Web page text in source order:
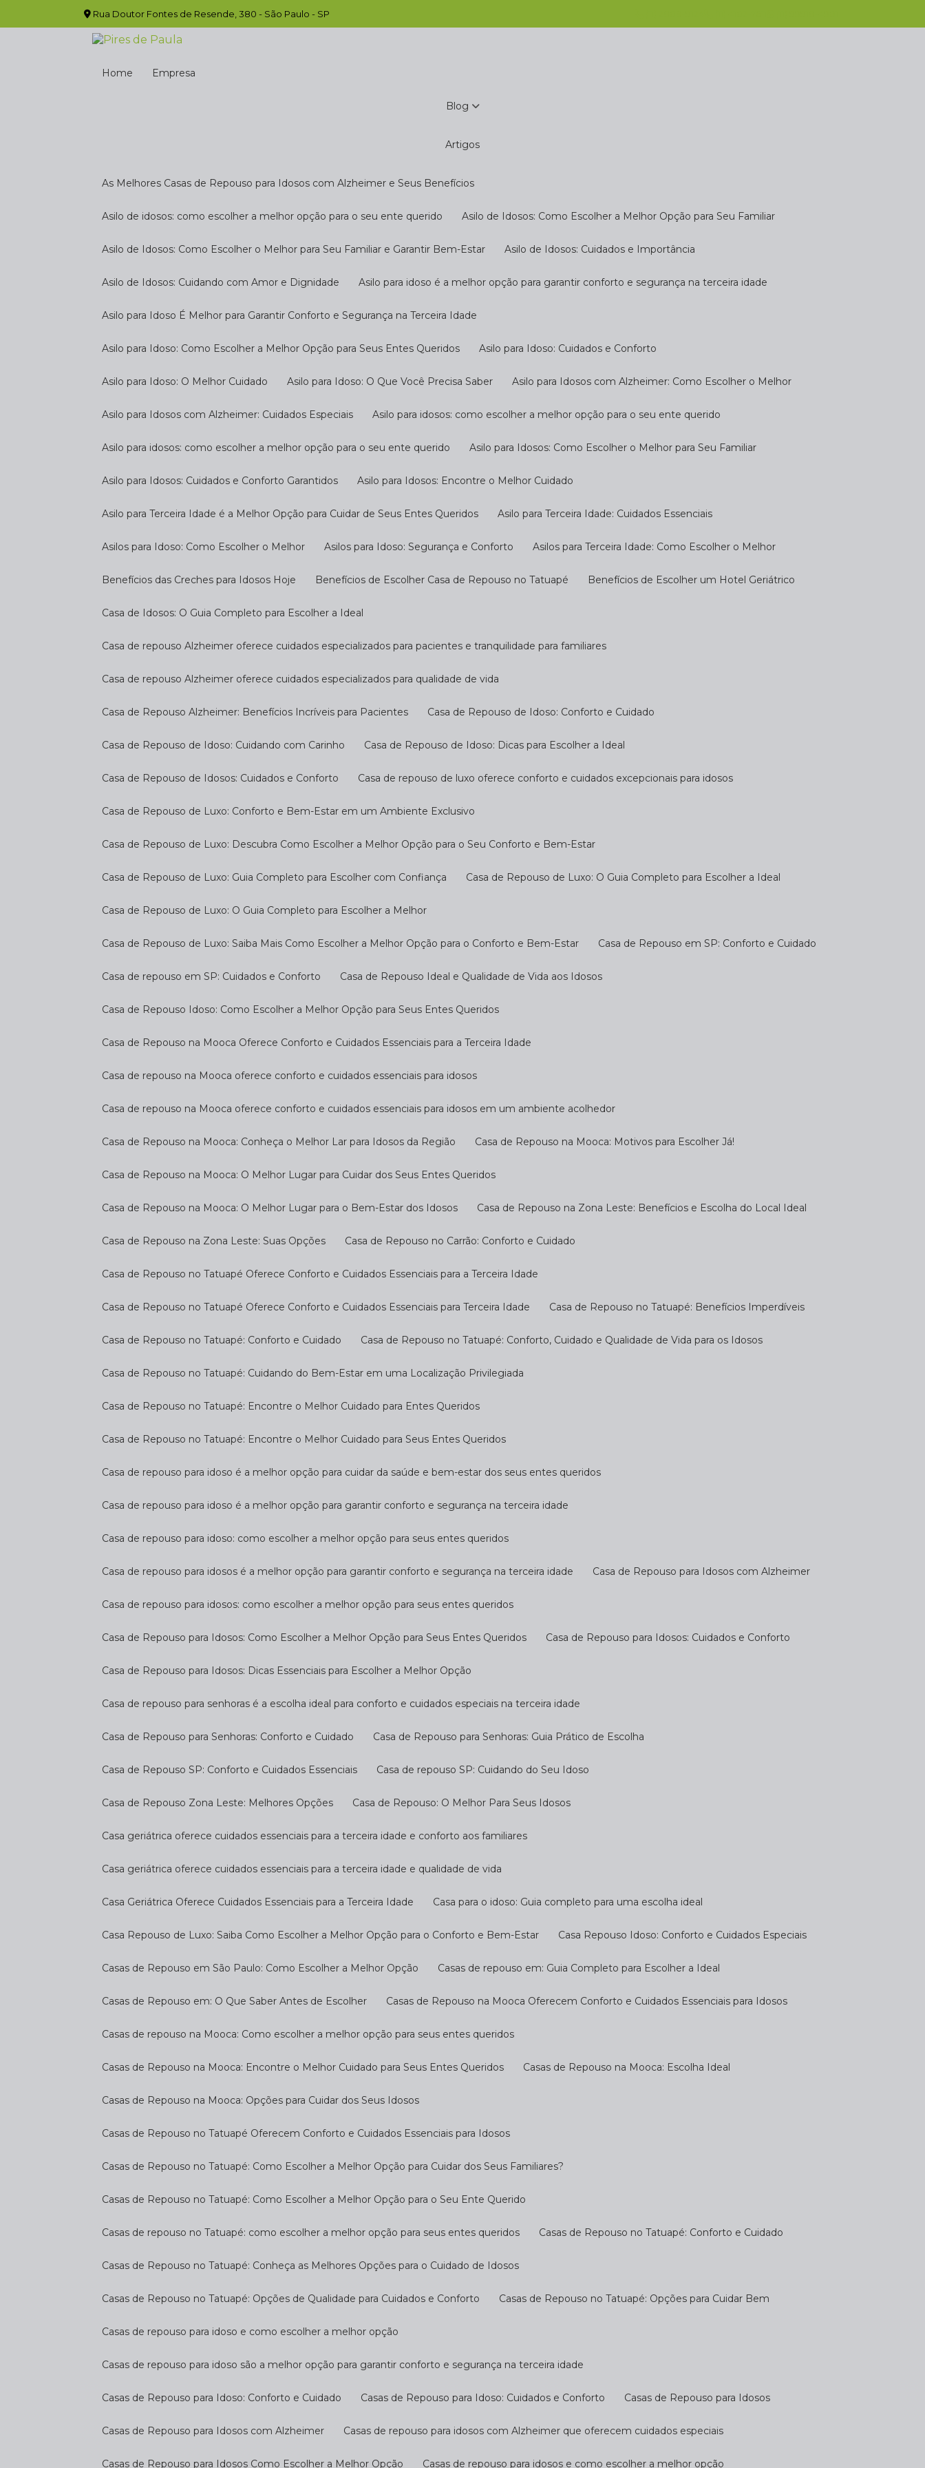
Rua Doutor Fontes de Resende, 380 - São Paulo - SP
Home Empresa
Blog
Artigos
As Melhores Casas de Repouso para Idosos com Alzheimer e Seus Benefícios
Asilo de idosos: como escolher a melhor opção para o seu ente querido Asilo de Idosos: Como Escolher a Melhor Opção para Seu Familiar
Asilo de Idosos: Como Escolher o Melhor para Seu Familiar e Garantir Bem-Estar Asilo de Idosos: Cuidados e Importância
Asilo de Idosos: Cuidando com Amor e Dignidade Asilo para idoso é a melhor opção para garantir conforto e segurança na terceira idade
Asilo para Idoso É Melhor para Garantir Conforto e Segurança na Terceira Idade
Asilo para Idoso: Como Escolher a Melhor Opção para Seus Entes Queridos Asilo para Idoso: Cuidados e Conforto
Asilo para Idoso: O Melhor Cuidado Asilo para Idoso: O Que Você Precisa Saber Asilo para Idosos com Alzheimer: Como Escolher o Melhor
Asilo para Idosos com Alzheimer: Cuidados Especiais Asilo para idosos: como escolher a melhor opção para o seu ente querido
Asilo para idosos: como escolher a melhor opção para o seu ente querido Asilo para Idosos: Como Escolher o Melhor para Seu Familiar
Asilo para Idosos: Cuidados e Conforto Garantidos Asilo para Idosos: Encontre o Melhor Cuidado
Asilo para Terceira Idade é a Melhor Opção para Cuidar de Seus Entes Queridos Asilo para Terceira Idade: Cuidados Essenciais
Asilos para Idoso: Como Escolher o Melhor Asilos para Idoso: Segurança e Conforto Asilos para Terceira Idade: Como Escolher o Melhor
Benefícios das Creches para Idosos Hoje Benefícios de Escolher Casa de Repouso no Tatuapé Benefícios de Escolher um Hotel Geriátrico
Casa de Idosos: O Guia Completo para Escolher a Ideal
Casa de repouso Alzheimer oferece cuidados especializados para pacientes e tranquilidade para familiares
Casa de repouso Alzheimer oferece cuidados especializados para qualidade de vida
Casa de Repouso Alzheimer: Benefícios Incríveis para Pacientes Casa de Repouso de Idoso: Conforto e Cuidado
Casa de Repouso de Idoso: Cuidando com Carinho Casa de Repouso de Idoso: Dicas para Escolher a Ideal
Casa de Repouso de Idosos: Cuidados e Conforto Casa de repouso de luxo oferece conforto e cuidados excepcionais para idosos
Casa de Repouso de Luxo: Conforto e Bem-Estar em um Ambiente Exclusivo
Casa de Repouso de Luxo: Descubra Como Escolher a Melhor Opção para o Seu Conforto e Bem-Estar
Casa de Repouso de Luxo: Guia Completo para Escolher com Confiança Casa de Repouso de Luxo: O Guia Completo para Escolher a Ideal
Casa de Repouso de Luxo: O Guia Completo para Escolher a Melhor
Casa de Repouso de Luxo: Saiba Mais Como Escolher a Melhor Opção para o Conforto e Bem-Estar Casa de Repouso em SP: Conforto e Cuidado
Casa de repouso em SP: Cuidados e Conforto Casa de Repouso Ideal e Qualidade de Vida aos Idosos
Casa de Repouso Idoso: Como Escolher a Melhor Opção para Seus Entes Queridos
Casa de Repouso na Mooca Oferece Conforto e Cuidados Essenciais para a Terceira Idade
Casa de repouso na Mooca oferece conforto e cuidados essenciais para idosos
Casa de repouso na Mooca oferece conforto e cuidados essenciais para idosos em um ambiente acolhedor
Casa de Repouso na Mooca: Conheça o Melhor Lar para Idosos da Região Casa de Repouso na Mooca: Motivos para Escolher Já!
Casa de Repouso na Mooca: O Melhor Lugar para Cuidar dos Seus Entes Queridos
Casa de Repouso na Mooca: O Melhor Lugar para o Bem-Estar dos Idosos Casa de Repouso na Zona Leste: Benefícios e Escolha do Local Ideal
Casa de Repouso na Zona Leste: Suas Opções Casa de Repouso no Carrão: Conforto e Cuidado
Casa de Repouso no Tatuapé Oferece Conforto e Cuidados Essenciais para a Terceira Idade
Casa de Repouso no Tatuapé Oferece Conforto e Cuidados Essenciais para Terceira Idade Casa de Repouso no Tatuapé: Benefícios Imperdíveis
Casa de Repouso no Tatuapé: Conforto e Cuidado Casa de Repouso no Tatuapé: Conforto, Cuidado e Qualidade de Vida para os Idosos
Casa de Repouso no Tatuapé: Cuidando do Bem-Estar em uma Localização Privilegiada
Casa de Repouso no Tatuapé: Encontre o Melhor Cuidado para Entes Queridos
Casa de Repouso no Tatuapé: Encontre o Melhor Cuidado para Seus Entes Queridos
Casa de repouso para idoso é a melhor opção para cuidar da saúde e bem-estar dos seus entes queridos
Casa de repouso para idoso é a melhor opção para garantir conforto e segurança na terceira idade
Casa de repouso para idoso: como escolher a melhor opção para seus entes queridos
Casa de repouso para idosos é a melhor opção para garantir conforto e segurança na terceira idade Casa de Repouso para Idosos com Alzheimer
Casa de repouso para idosos: como escolher a melhor opção para seus entes queridos
Casa de Repouso para Idosos: Como Escolher a Melhor Opção para Seus Entes Queridos Casa de Repouso para Idosos: Cuidados e Conforto
Casa de Repouso para Idosos: Dicas Essenciais para Escolher a Melhor Opção
Casa de repouso para senhoras é a escolha ideal para conforto e cuidados especiais na terceira idade
Casa de Repouso para Senhoras: Conforto e Cuidado Casa de Repouso para Senhoras: Guia Prático de Escolha
Casa de Repouso SP: Conforto e Cuidados Essenciais Casa de repouso SP: Cuidando do Seu Idoso
Casa de Repouso Zona Leste: Melhores Opções Casa de Repouso: O Melhor Para Seus Idosos
Casa geriátrica oferece cuidados essenciais para a terceira idade e conforto aos familiares
Casa geriátrica oferece cuidados essenciais para a terceira idade e qualidade de vida
Casa Geriátrica Oferece Cuidados Essenciais para a Terceira Idade Casa para o idoso: Guia completo para uma escolha ideal
Casa Repouso de Luxo: Saiba Como Escolher a Melhor Opção para o Conforto e Bem-Estar Casa Repouso Idoso: Conforto e Cuidados Especiais
Casas de Repouso em São Paulo: Como Escolher a Melhor Opção Casas de repouso em: Guia Completo para Escolher a Ideal
Casas de Repouso em: O Que Saber Antes de Escolher Casas de Repouso na Mooca Oferecem Conforto e Cuidados Essenciais para Idosos
Casas de repouso na Mooca: Como escolher a melhor opção para seus entes queridos
Casas de Repouso na Mooca: Encontre o Melhor Cuidado para Seus Entes Queridos Casas de Repouso na Mooca: Escolha Ideal
Casas de Repouso na Mooca: Opções para Cuidar dos Seus Idosos
Casas de Repouso no Tatuapé Oferecem Conforto e Cuidados Essenciais para Idosos
Casas de Repouso no Tatuapé: Como Escolher a Melhor Opção para Cuidar dos Seus Familiares?
Casas de Repouso no Tatuapé: Como Escolher a Melhor Opção para o Seu Ente Querido
Casas de repouso no Tatuapé: como escolher a melhor opção para seus entes queridos Casas de Repouso no Tatuapé: Conforto e Cuidado
Casas de Repouso no Tatuapé: Conheça as Melhores Opções para o Cuidado de Idosos
Casas de Repouso no Tatuapé: Opções de Qualidade para Cuidados e Conforto Casas de Repouso no Tatuapé: Opções para Cuidar Bem
Casas de repouso para idoso e como escolher a melhor opção
Casas de repouso para idoso são a melhor opção para garantir conforto e segurança na terceira idade
Casas de Repouso para Idoso: Conforto e Cuidado Casas de Repouso para Idoso: Cuidados e Conforto Casas de Repouso para Idosos
Casas de Repouso para Idosos com Alzheimer Casas de repouso para idosos com Alzheimer que oferecem cuidados especiais
Casas de Repouso para Idosos Como Escolher a Melhor Opção Casas de repouso para idosos e como escolher a melhor opção